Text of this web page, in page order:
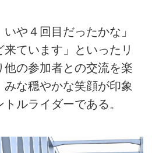
や４回目だったかな」
来ています」といったリ
他の参加者との交流を楽
みな穏やかな笑顔が印象
ルライダーである。